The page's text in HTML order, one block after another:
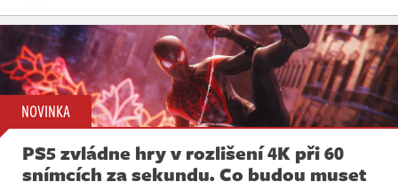
NOVINKA
PS5 zvládne hry v rozlišení 4K při 60
snímcích za sekundu. Co budou muset